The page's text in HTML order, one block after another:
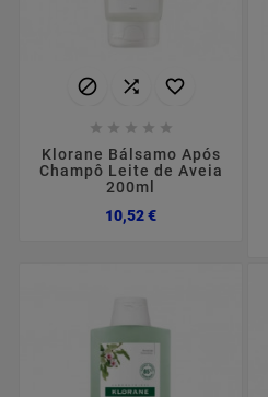
  
    
Klorane Bálsamo Após
Champô Leite de Aveia
200ml
10,52 €Preço